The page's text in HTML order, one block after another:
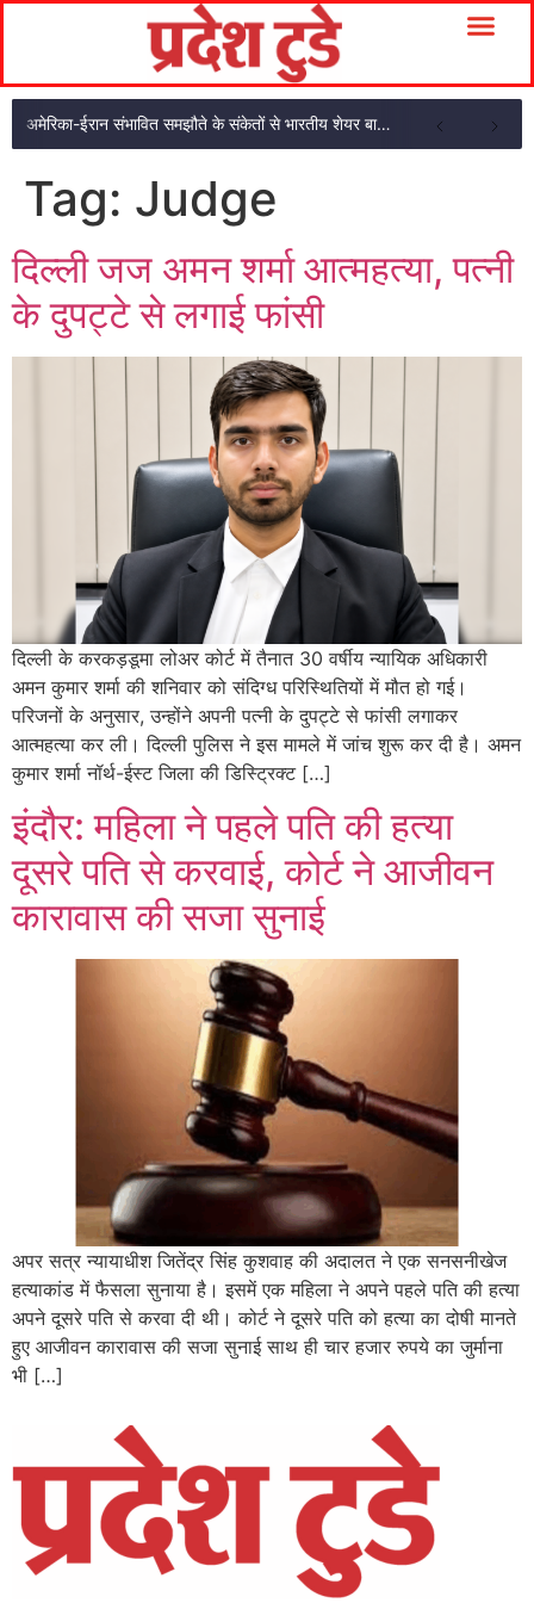
अमेरिका-ईरान संभावित समझौते के संकेतों से भारतीय शेयर बाजार में शुरुआती तेजी
Tag: Judge
दिल्ली जज अमन शर्मा आत्महत्या, पत्नी
के दुपट्टे से लगाई फांसी
दिल्ली के करकड़डूमा लोअर कोर्ट में तैनात 30 वर्षीय न्यायिक अधिकारी
अमन कुमार शर्मा की शनिवार को संदिग्ध परिस्थितियों में मौत हो गई।
परिजनों के अनुसार, उन्होंने अपनी पत्नी के दुपट्टे से फांसी लगाकर
आत्महत्या कर ली। दिल्ली पुलिस ने इस मामले में जांच शुरू कर दी है। अमन
कुमार शर्मा नॉर्थ-ईस्ट जिला की डिस्ट्रिक्ट […]
इंदौर: महिला ने पहले पति की हत्या
दूसरे पति से करवाई, कोर्ट ने आजीवन
कारावास की सजा सुनाई
अपर सत्र न्यायाधीश जितेंद्र सिंह कुशवाह की अदालत ने एक सनसनीखेज
हत्याकांड में फैसला सुनाया है। इसमें एक महिला ने अपने पहले पति की हत्या
अपने दूसरे पति से करवा दी थी। कोर्ट ने दूसरे पति को हत्या का दोषी मानते
हुए आजीवन कारावास की सजा सुनाई साथ ही चार हजार रुपये का जुर्माना
भी […]